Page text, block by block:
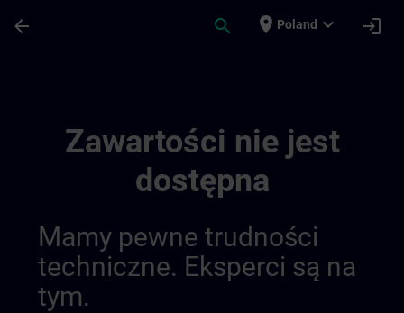
arrow_back search place Poland expand_more login
Zawartości nie jest
dostępna
Mamy pewne trudności
techniczne. Eksperci są na
tym.